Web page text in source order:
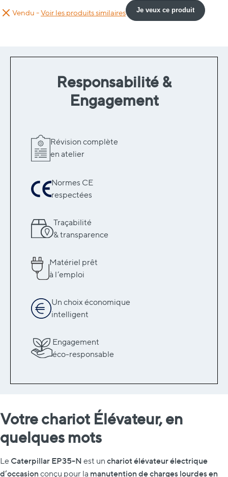
Vendu -Voir les produits similaires Je veux ce produit
Responsabilité &
Engagement
Révision complète
en atelier
Normes CE
respectées
Traçabilité
& transparence
Matériel prêt
à l’emploi
Un choix économique
intelligent
Engagement
éco-responsable
Votre chariot Élévateur, en
quelques mots
Le Caterpillar EP35-N est un chariot élévateur électrique
d’occasion conçu pour la manutention de charges lourdes en